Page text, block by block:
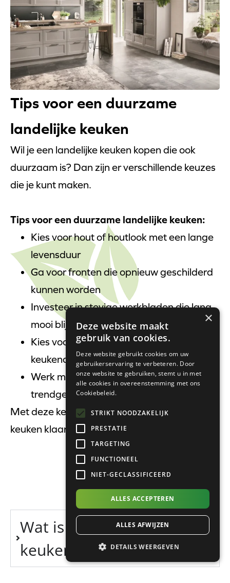
Tips voor een duurzame
landelijke keuken
Wil je een landelijke keuken kopen die ook
duurzaam is? Dan zijn er verschillende keuzes
die je kunt maken.
Tips voor een duurzame landelijke keuken:
Kies voor hout of houtlook met een lange
levensduur
Ga voor fronten die opnieuw geschilderd
kunnen worden
Investeer in stevige werkbladen die lang
mooi blijven
Kies voor energiezuinige
keukenapparatuur
Werk met een rustige basis die niet
trendgevoelig is
Met deze keuzes maak je jouw landelijke
keuken klaar voor de toekomst.
Wat is een landelijke
keuken?
×
Deze website maakt
gebruik van cookies.
Deze website gebruikt cookies om uw
gebruikerservaring te verbeteren. Door
onze website te gebruiken, stemt u in met
alle cookies in overeenstemming met ons
Cookiebeleid.
STRIKT NOODZAKELIJK
PRESTATIE
TARGETING
FUNCTIONEEL
NIET-GECLASSIFICEERD
ALLES ACCEPTEREN
ALLES AFWIJZEN
DETAILS WEERGEVEN